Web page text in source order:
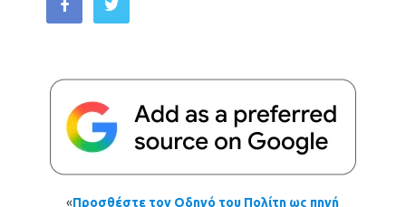
«Προσθέστε τον Οδηγό του Πολίτη ως πηγή